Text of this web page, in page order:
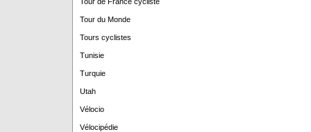
Tour du Monde
Tours cyclistes
Tunisie
Turquie
Utah
Vélocio
Vélocipédie